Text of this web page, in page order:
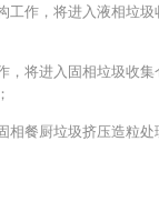
工作，将进入液相垃
，将进入固相垃圾收
相餐厨垃圾挤压造粒处